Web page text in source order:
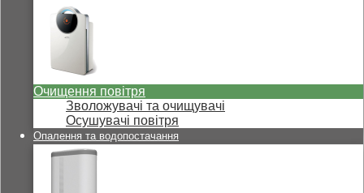
Очищення повітря
Зволожувачі та очищувачі
Осушувачі повітря
Опалення та водопостачання